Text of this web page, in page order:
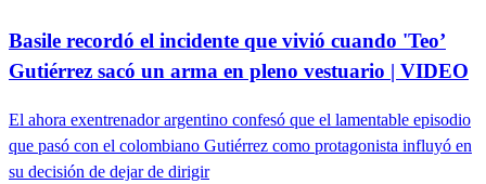
Basile recordó el incidente que vivió cuando 'Teo’
Gutiérrez sacó un arma en pleno vestuario | VIDEO
El ahora exentrenador argentino confesó que el lamentable episodio
que pasó con el colombiano Gutiérrez como protagonista influyó en
su decisión de dejar de dirigir